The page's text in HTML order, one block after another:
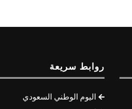
روابط سريعة
اليوم الوطني السعودي